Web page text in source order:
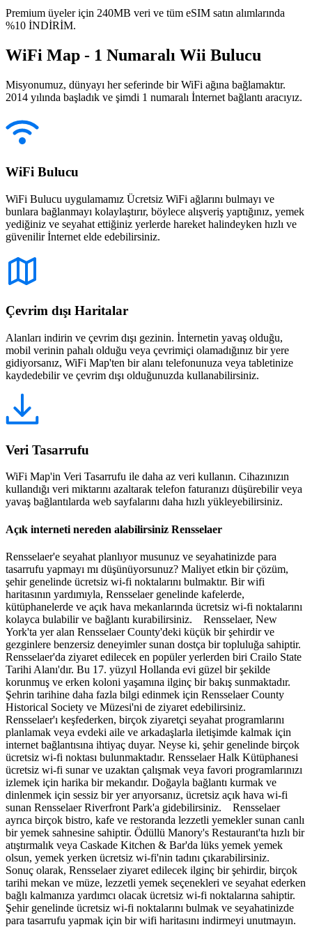
Premium üyeler için 240MB veri ve tüm eSIM satın alımlarında
%10 İNDİRİM.
WiFi Map - 1 Numaralı Wii Bulucu
Misyonumuz, dünyayı her seferinde bir WiFi ağına bağlamaktır.
2014 yılında başladık ve şimdi 1 numaralı İnternet bağlantı aracıyız.
WiFi Bulucu
WiFi Bulucu uygulamamız Ücretsiz WiFi ağlarını bulmayı ve
bunlara bağlanmayı kolaylaştırır, böylece alışveriş yaptığınız, yemek
yediğiniz ve seyahat ettiğiniz yerlerde hareket halindeyken hızlı ve
güvenilir İnternet elde edebilirsiniz.
Çevrim dışı Haritalar
Alanları indirin ve çevrim dışı gezinin. İnternetin yavaş olduğu,
mobil verinin pahalı olduğu veya çevrimiçi olamadığınız bir yere
gidiyorsanız, WiFi Map'ten bir alanı telefonunuza veya tabletinize
kaydedebilir ve çevrim dışı olduğunuzda kullanabilirsiniz.
Veri Tasarrufu
WiFi Map'in Veri Tasarrufu ile daha az veri kullanın. Cihazınızın
kullandığı veri miktarını azaltarak telefon faturanızı düşürebilir veya
yavaş bağlantılarda web sayfalarını daha hızlı yükleyebilirsiniz.
Açık interneti nereden alabilirsiniz Rensselaer
Rensselaer'e seyahat planlıyor musunuz ve seyahatinizde para
tasarrufu yapmayı mı düşünüyorsunuz? Maliyet etkin bir çözüm,
şehir genelinde ücretsiz wi-fi noktalarını bulmaktır. Bir wifi
haritasının yardımıyla, Rensselaer genelinde kafelerde,
kütüphanelerde ve açık hava mekanlarında ücretsiz wi-fi noktalarını
kolayca bulabilir ve bağlantı kurabilirsiniz. Rensselaer, New
York'ta yer alan Rensselaer County'deki küçük bir şehirdir ve
gezginlere benzersiz deneyimler sunan dostça bir topluluğa sahiptir.
Rensselaer'da ziyaret edilecek en popüler yerlerden biri Crailo State
Tarihi Alanı'dır. Bu 17. yüzyıl Hollanda evi güzel bir şekilde
korunmuş ve erken koloni yaşamına ilginç bir bakış sunmaktadır.
Şehrin tarihine daha fazla bilgi edinmek için Rensselaer County
Historical Society ve Müzesi'ni de ziyaret edebilirsiniz.
Rensselaer'ı keşfederken, birçok ziyaretçi seyahat programlarını
planlamak veya evdeki aile ve arkadaşlarla iletişimde kalmak için
internet bağlantısına ihtiyaç duyar. Neyse ki, şehir genelinde birçok
ücretsiz wi-fi noktası bulunmaktadır. Rensselaer Halk Kütüphanesi
ücretsiz wi-fi sunar ve uzaktan çalışmak veya favori programlarınızı
izlemek için harika bir mekandır. Doğayla bağlantı kurmak ve
dinlenmek için sessiz bir yer arıyorsanız, ücretsiz açık hava wi-fi
sunan Rensselaer Riverfront Park'a gidebilirsiniz. Rensselaer
ayrıca birçok bistro, kafe ve restoranda lezzetli yemekler sunan canlı
bir yemek sahnesine sahiptir. Ödüllü Manory's Restaurant'ta hızlı bir
atıştırmalık veya Caskade Kitchen & Bar'da lüks yemek yemek
olsun, yemek yerken ücretsiz wi-fi'nin tadını çıkarabilirsiniz.
Sonuç olarak, Rensselaer ziyaret edilecek ilginç bir şehirdir, birçok
tarihi mekan ve müze, lezzetli yemek seçenekleri ve seyahat ederken
bağlı kalmanıza yardımcı olacak ücretsiz wi-fi noktalarına sahiptir.
Şehir genelinde ücretsiz wi-fi noktalarını bulmak ve seyahatinizde
para tasarrufu yapmak için bir wifi haritasını indirmeyi unutmayın.